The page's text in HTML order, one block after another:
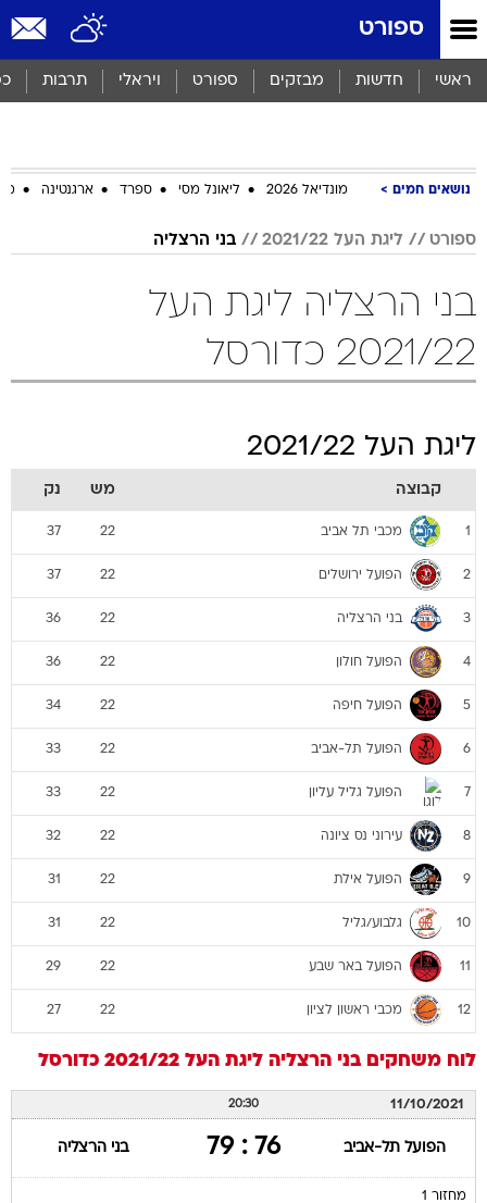
ספורט
ראשי חדשות מבזקים ספורט ויראלי תרבות
נושאים חמים מונדיאל 2026 ליאונל מסי ספרד ארגנטינה
ספורט ליגת העל 2021/22 בני הרצליה
בני הרצליה ליגת העל
2021/22 כדורסל
ליגת העל 2021/22
קבוצה מש נק
1 מכבי תל אביב 22
37
2 הפועל ירושלים 22
37
3 בני הרצליה 22
36
4 הפועל חולון 22
36
5 הפועל חיפה 22
34
6 הפועל תל-אביב 22
33
7 הפועל גליל עליון 22
33
8 עירוני נס ציונה 22
32
9 הפועל אילת 22
31
10 גלבוע/גליל 22
31
11 הפועל באר שבע 22
29
12 מכבי ראשון לציון 22
27
לוח משחקים בני הרצליה ליגת העל 2021/22 כדורסל
11/10/2021
20:30
הפועל תל-אביב 76 : 79 בני הרצליה
מחזור 1